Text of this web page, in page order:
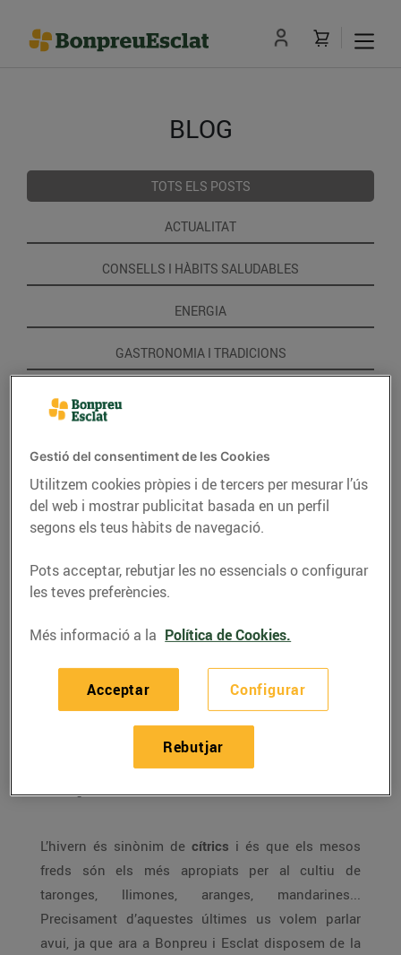
BLOG
TOTS ELS POSTS
ACTUALITAT
CONSELLS I HÀBITS SALUDABLES
ENERGIA
GASTRONOMIA I TRADICIONS
Encara no coneixes les
clementines de les
Terres de l'Ebre?
04/de gener/2018
L’hivern és sinònim de cítrics i és que els mesos
freds són els més apropiats per al cultiu de
taronges, llimones, aranges, mandarines...
Precisament d’aquestes últimes us volem parlar
avui, ja que ara a Bonpreu i Esclat disposem de la
Gestió del consentiment de les Cookies
Utilitzem cookies pròpies i de tercers per mesurar l’ús
del web i mostrar publicitat basada en un perfil
segons els teus hàbits de navegació.
Pots acceptar, rebutjar les no essencials o configurar
les teves preferències.
Més informació a la Política de Cookies.
Configurar
Rebutjar
Acceptar